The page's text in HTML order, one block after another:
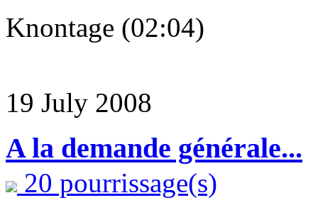
Knontage (02:04)
19 July 2008
A la demande générale...
20 pourrissage(s)